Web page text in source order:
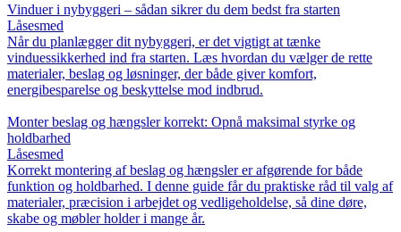
Vinduer i nybyggeri – sådan sikrer du dem bedst fra starten
Låsesmed
Når du planlægger dit nybyggeri, er det vigtigt at tænke
vinduessikkerhed ind fra starten. Læs hvordan du vælger de rette
materialer, beslag og løsninger, der både giver komfort,
energibesparelse og beskyttelse mod indbrud.
Monter beslag og hængsler korrekt: Opnå maksimal styrke og
holdbarhed
Låsesmed
Korrekt montering af beslag og hængsler er afgørende for både
funktion og holdbarhed. I denne guide får du praktiske råd til valg af
materialer, præcision i arbejdet og vedligeholdelse, så dine døre,
skabe og møbler holder i mange år.